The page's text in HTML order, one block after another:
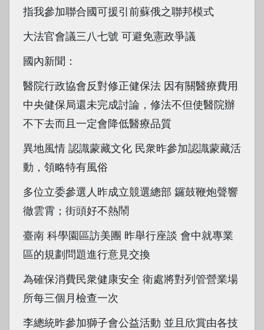
指我參加聯合國可援引前蘇俄之聯邦模式
大法官會議三八七號 可避免憲政爭議
國內新聞：
醫院行政協會反對修正健保法 因有關醫療費用
中央健保局還未完成討論，修法不但使醫院辦
不下去而且一定會降低醫療品質
異地風情 認識蒙藏文化 民衆昨參加認識蒙藏活
動，領略特有風俗
多位立委參選人昨成立競選總部 鑼鼓鞭炮聲響
徹雲霄；街頭好不熱鬧
臺南 科學園區訪美團 昨舉行座談 會中就專業
區的規劃問題進行意見交換
為確保消費民衆健康安全 衛處將對列管營業場
所每三個月檢查一次
李總統昨參加獅子會公益活動 並且欣賞由各技